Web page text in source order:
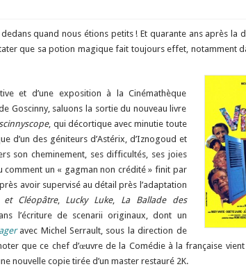
quand nous étions petits ! Et quarante ans après la
que sa potion magique fait toujours effet, notamment
et d’une exposition à la Cinémathèque
Goscinny, saluons la sortie du nouveau livre
, qui décortique avec minutie toute
d’un des géniteurs d’Astérix, d’Iznogoud et
son cheminement, ses difficultés, ses joies
comment un « gagman non crédité » finit par
avoir supervisé au détail près l’adaptation
et Cléopâtre, Lucky Luke, La Ballade des
l’écriture de scenarii originaux, dont un
avec Michel Serrault, sous la direction de
que ce chef d’œuvre de la Comédie à la française
nouvelle copie tirée d’un master restauré 2K.